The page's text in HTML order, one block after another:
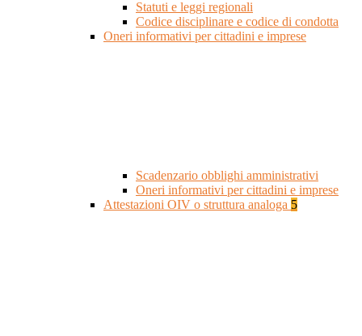
Statuti e leggi regionali
Codice disciplinare e codice di condotta
Oneri informativi per cittadini e imprese
Scadenzario obblighi amministrativi
Oneri informativi per cittadini e imprese
Attestazioni OIV o struttura analoga 5